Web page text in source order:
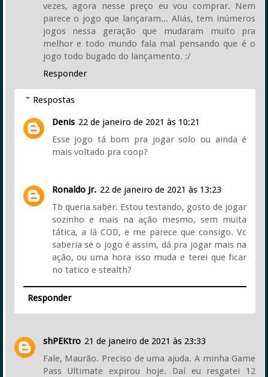
vezes, agora nesse preço eu vou comprar. Nem
parece o jogo que lançaram... Aliás, tem inúmeros
jogos nessa geração que mudaram muito pra
melhor e todo mundo fala mal pensando que é o
jogo todo bugado do lançamento. :/
Responder
Respostas
Denis 22 de janeiro de 2021 às 10:21
Esse jogo tá bom pra jogar solo ou ainda é
mais voltado pra coop?
Ronaldo Jr. 22 de janeiro de 2021 às 13:23
Tb queria saber. Estou testando, gosto de jogar
sozinho e mais na ação mesmo, sem muita
tática, a lá COD, e me parece que consigo. Vc
saberia se o jogo é assim, dá pra jogar mais na
ação, ou uma hora isso muda e terei que ficar
no tatico e stealth?
Responder
shPEKtro 21 de janeiro de 2021 às 23:33
Fale, Maurão. Preciso de uma ajuda. A minha Game
Pass Ultimate expirou hoje. Daí eu resgatei 12